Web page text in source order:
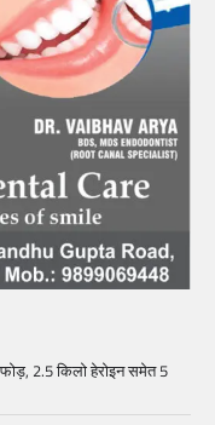
2.5 किलो हेरोइन समेत 5